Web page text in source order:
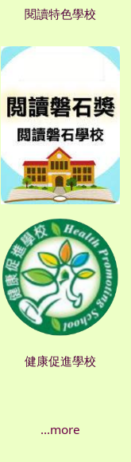
閱讀特色學校
健康促進學校
...more